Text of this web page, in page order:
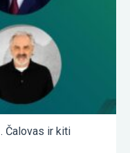
I. Čalovas ir kiti